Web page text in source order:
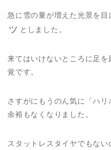
急に雪の量が増えた光景を
ッ としました。
来てはいけないところに足
覚です。
さすがにもうのん気に「ハ
余裕もなくなりました。
スタットレスタイヤでもない